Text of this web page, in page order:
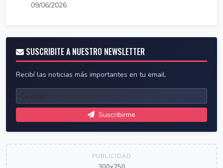
09/06/2026
SUSCRIBITE A NUESTRO NEWSLETTER
Recibí las noticias más importantes en tu email.
Suscribirme
PUBLICIDAD